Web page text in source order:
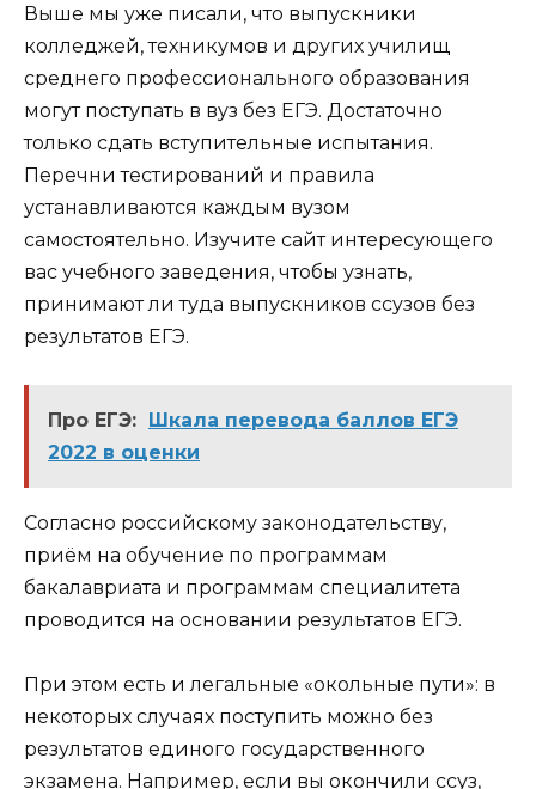
Выше мы уже писали, что выпускники
колледжей, техникумов и других училищ
среднего профессионального образования
могут поступать в вуз без ЕГЭ. Достаточно
только сдать вступительные испытания.
Перечни тестирований и правила
устанавливаются каждым вузом
самостоятельно. Изучите сайт интересующего
вас учебного заведения, чтобы узнать,
принимают ли туда выпускников ссузов без
результатов ЕГЭ.
Про ЕГЭ: Шкала перевода баллов ЕГЭ
2022 в оценки
Согласно российскому законодательству,
приём на обучение по программам
бакалавриата и программам специалитета
проводится на основании результатов ЕГЭ.
При этом есть и легальные «окольные пути»: в
некоторых случаях поступить можно без
результатов единого государственного
экзамена. Например, если вы окончили ссуз,